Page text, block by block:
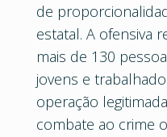
de
estatal. A ofensiva
mais de 130
jovens e
operação
combate ao crime